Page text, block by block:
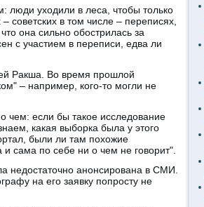
люди уходили в леса, чтобы только
в том числе – переписях,
она сильно обострилась за
с участием в переписи, едва ли
Ракша. Во время прошлой
– например, кого-то могли не
чем: если бы такое исследование
какая выборка была у этого
были ли там похожие
сама по себе ни о чем не говорит".
недостаточно анонсирована в СМИ.
на его заявку попросту не